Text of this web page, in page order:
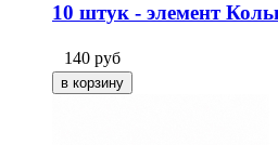
10 штук - элемент
140 руб